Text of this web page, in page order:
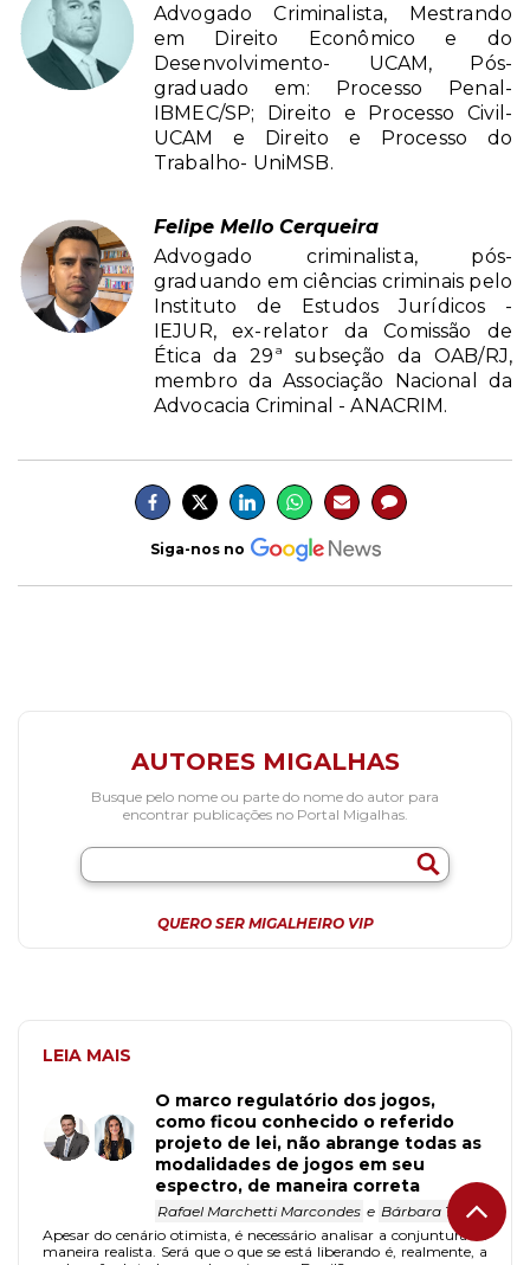
Advogado Criminalista, Mestrando
em Direito Econômico e do
Desenvolvimento- UCAM, Pós-
graduado em: Processo Penal-
IBMEC/SP; Direito e Processo Civil-
UCAM e Direito e Processo do
Trabalho- UniMSB.
Felipe Mello Cerqueira
Advogado criminalista, pós-
graduando em ciências criminais pelo
Instituto de Estudos Jurídicos -
IEJUR, ex-relator da Comissão de
Ética da 29ª subseção da OAB/RJ,
membro da Associação Nacional da
Advocacia Criminal - ANACRIM.
Siga-nos no
AUTORES MIGALHAS
Busque pelo nome ou parte do nome do autor para
encontrar publicações no Portal Migalhas.
QUERO SER MIGALHEIRO VIP
LEIA MAIS
O marco regulatório dos jogos,
como ficou conhecido o referido
projeto de lei, não abrange todas as
modalidades de jogos em seu
espectro, de maneira correta
Rafael Marchetti Marcondes e Bárbara Teles
Apesar do cenário otimista, é necessário analisar a conjuntura de
maneira realista. Será que o que se está liberando é, realmente, a